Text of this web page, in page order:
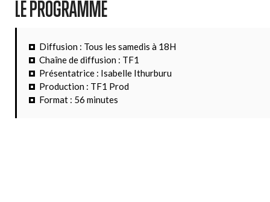
LE PROGRAMME
Diffusion : Tous les samedis à 18H
Chaîne de diffusion : TF1
Présentatrice : Isabelle Ithurburu
Production : TF1 Prod
Format : 56 minutes